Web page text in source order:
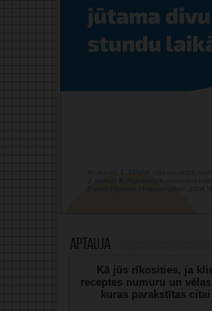
Aptauja
Kā jūs rīkosities, ja
receptes numuru un
kuras parakstītas